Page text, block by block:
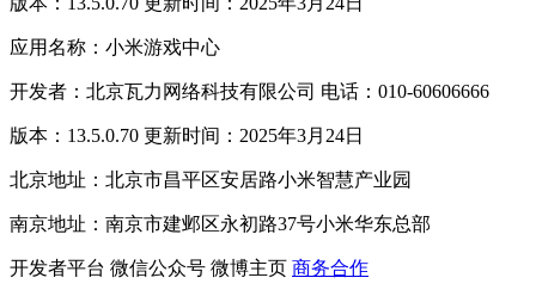
应用名称：小米游戏中心
开发者：北京瓦力网络科技有限公司 电话：010-60606666
版本：13.5.0.70 更新时间：2025年3月24日
北京地址：北京市昌平区安居路小米智慧产业园
南京地址：南京市建邺区永初路37号小米华东总部
开发者平台 微信公众号 微博主页 商务合作